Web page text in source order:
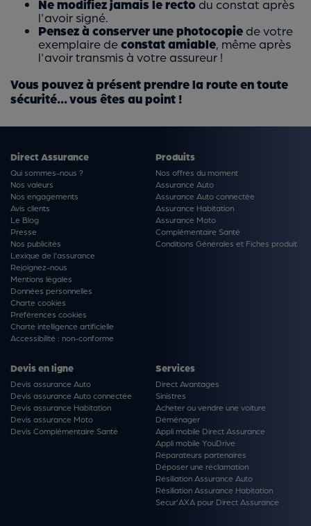
Ne modifiez jamais le recto du constat après
l'avoir signé.
Pensez à conserver une photocopie de votre
exemplaire deconstat amiable , même après
l'avoir transmis à votre assureur !
Vous pouvez à présent prendre la route en toute
sécurité... vous êtes au point !
Direct Assurance
Qui sommes-nous ?
Nos valeurs
Nos engagements
Avis clients
Le Blog
Presse
Nos publicités
Lexique de l'assurance
Rejoignez-nous
Mentions légales
Données personnelles
Charte cookies
Préférences cookies
Charte intelligence artificielle
Accessibilité : non-conforme
Produits
Nos offres du moment
Assurance Auto
Assurance Auto connectée
Assurance Habitation
Assurance Moto
Complémentaire Santé
Conditions Générales et Fiches produit
Devis en ligne
Devis assurance Auto
Devis assurance Auto connectée
Devis assurance Habitation
Devis assurance Moto
Devis Complémentaire Santé
Services
Direct Avantages
Sinistres
Acheter ou vendre une voiture
Déménager
Appli mobile Direct Assurance
Appli mobile YouDrive
Réparateurs partenaires
Déposer une réclamation
Résiliation Assurance Auto
Résiliation Assurance Habitation
Secur'AXA pour Direct Assurance